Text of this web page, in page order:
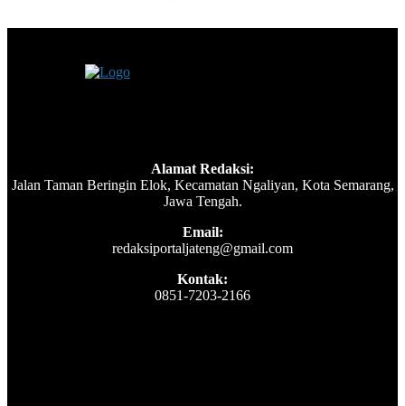
Alamat Redaksi:
Jalan Taman Beringin Elok, Kecamatan Ngaliyan, Kota Semarang,
Jawa Tengah.
Email:
redaksiportaljateng@gmail.com
Kontak:
0851-7203-2166